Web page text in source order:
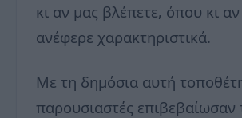
κι αν μας βλέπετε, όπου κι αν
ανέφερε χαρακτηριστικά.
Με τη δημόσια αυτή
παρουσιαστές επιβεβαίωσαν